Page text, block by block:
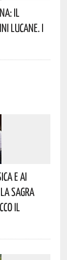
Il
Lucane. I
E Ai
Sagra
Il